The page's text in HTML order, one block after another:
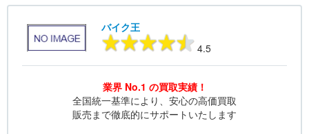
バイク王
4.5
業界 No.1 の買取実績！
全国統一基準により、安心の高価買取
販売まで徹底的にサポートいたします